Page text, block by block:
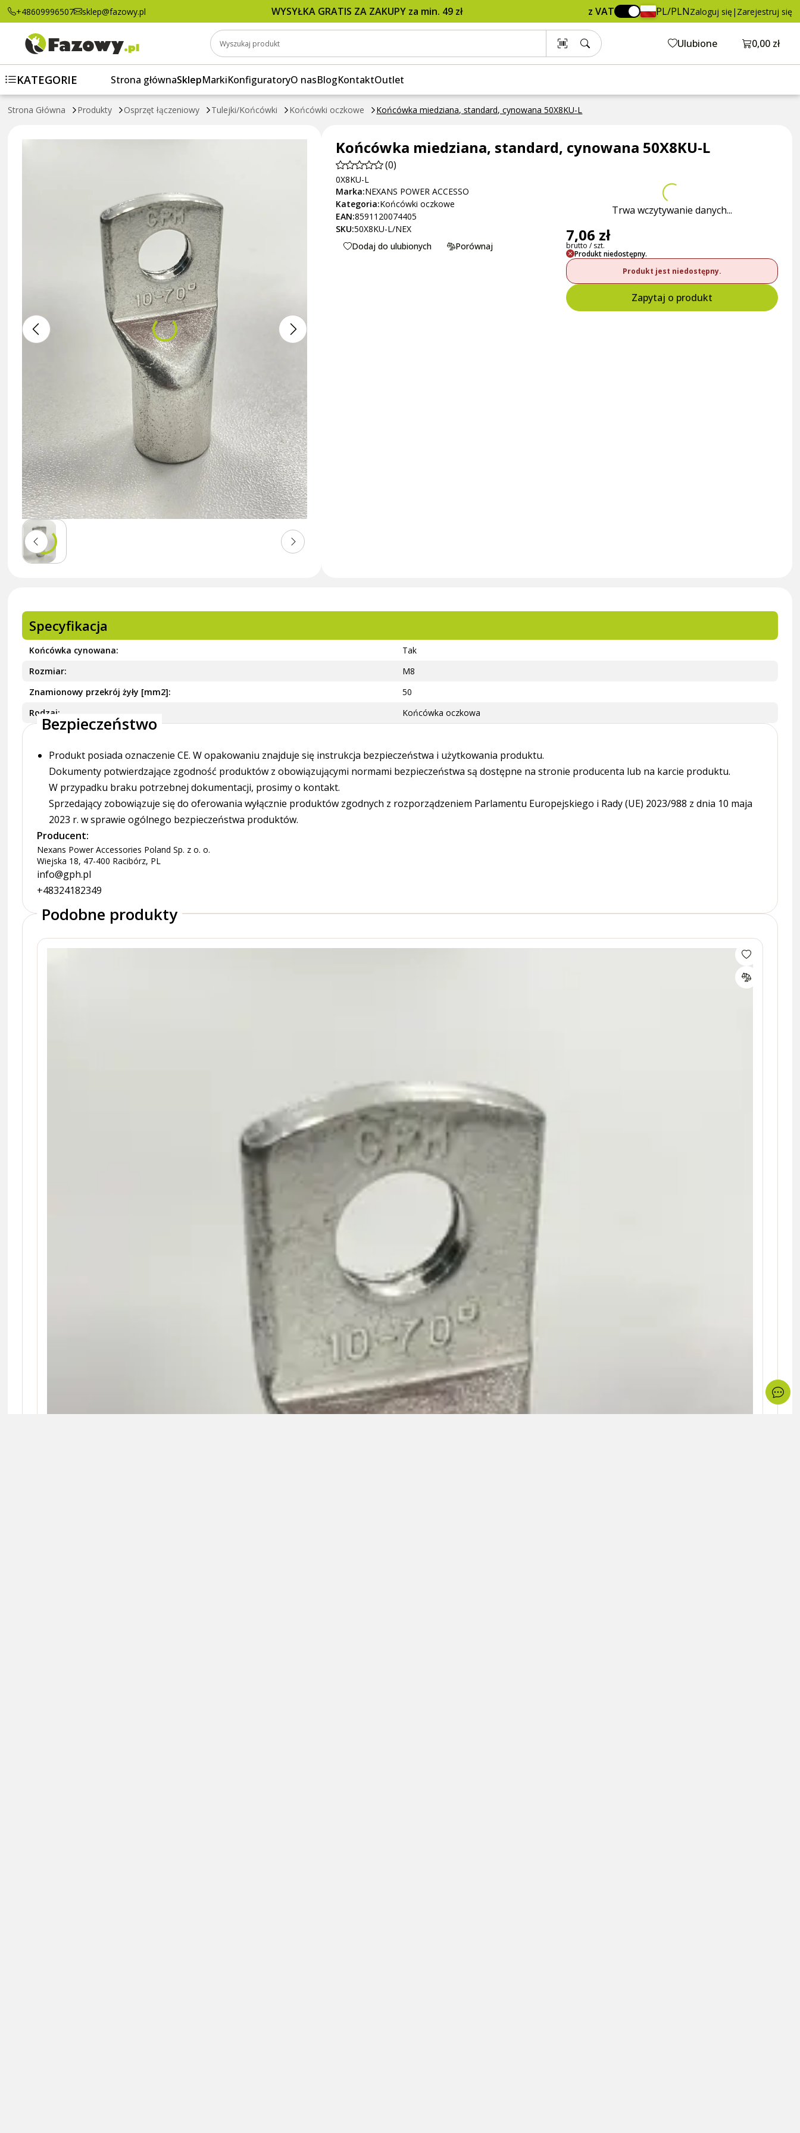
+48609996507 sklep@fazowy.pl WYSYŁKA GRATIS ZA ZAKUPY za min. 49 zł z VAT PL/PLNZaloguj się | Zarejestruj się
Wyszukaj produkt Ulubione Otwórz
0,00 zł
KATEGORIE Strona głównaSklepMarkiKonfiguratoryO nasBlogKontaktOutlet
Strona Główna Produkty Osprzęt łączeniowy Tulejki/Końcówki Końcówki oczkowe Końcówka miedziana, standard, cynowana 50X8KU-L
Końcówka miedziana, standard, cynowana 50X8KU-L
(0)
0X8KU-L
Marka:NEXANS POWER ACCESSO
Kategoria:Końcówki oczkowe
EAN:8591120074405
SKU:50X8KU-L/NEX
Dodaj do ulubionych
Porównaj
Trwa wczytywanie danych...
7,06 zł
brutto / szt.
Produkt niedostępny.
Produkt jest niedostępny.
Zapytaj o produkt
Specyfikacja
Końcówka cynowana
Tak
Rozmiar
M8
Znamionowy przekrój żyły [mm2]
50
Rodzaj
Końcówka oczkowa
Bezpieczeństwo
Produkt posiada oznaczenie CE. W opakowaniu znajduje się instrukcja bezpieczeństwa i użytkowania produktu.
Dokumenty potwierdzające zgodność produktów z obowiązującymi normami bezpieczeństwa są dostępne na stronie producenta lub na karcie produktu.
W przypadku braku potrzebnej dokumentacji, prosimy o kontakt.
Sprzedający zobowiązuje się do oferowania wyłącznie produktów zgodnych z rozporządzeniem Parlamentu Europejskiego i Rady (UE) 2023/988 z dnia 10 maja
2023 r. w sprawie ogólnego bezpieczeństwa produktów.
Producent:
Nexans Power Accessories Poland Sp. z o. o.
Wiejska 18, 47-400 Racibórz, PL
info@gph.pl
+48324182349
Podobne produkty